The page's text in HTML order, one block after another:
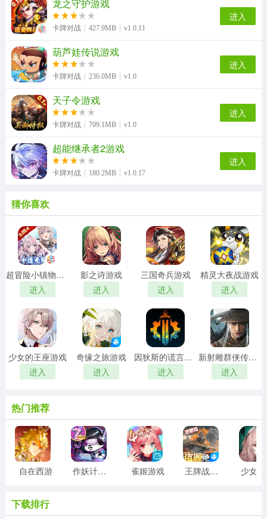
龙之守护游戏
卡牌对战 427.9MB v1.0.11
进入
葫芦娃传说游戏
卡牌对战 236.0MB v1.0
进入
天子令游戏
卡牌对战 709.1MB v1.0
进入
超能继承者2游戏
卡牌对战 180.2MB v1.0.17
进入
猜你喜欢
超冒险小镇物语2游戏
进入
影之诗游戏
进入
三国奇兵游戏
进入
精灵大夜战游戏
进入
少女的王座游戏
进入
奇缘之旅游戏
进入
因狄斯的谎言游戏
进入
新射雕群侠传之铁血丹心游戏
进入
热门推荐
自在西游 作妖计游戏 雀姬游戏 王牌战舰游戏
下载排行